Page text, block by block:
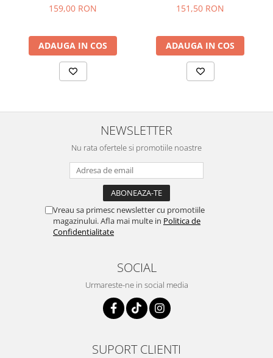
159,00 RON
ADAUGA IN COS
151,50 RON
ADAUGA IN COS
NEWSLETTER
Nu rata ofertele si promotiile noastre
Vreau sa primesc newsletter cu promotiile
magazinului. Afla mai multe in Politica de
Confidentialitate
SOCIAL
Urmareste-ne in social media
SUPORT CLIENTI